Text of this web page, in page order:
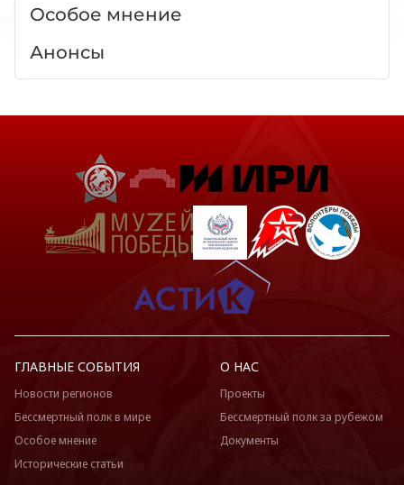
Особое мнение
Анонсы
ГЛАВНЫЕ СОБЫТИЯ
Новости регионов
Бессмертный полк в мире
Особое мнение
Исторические статьи
О НАС
Проекты
Бессмертный полк за рубежом
Документы